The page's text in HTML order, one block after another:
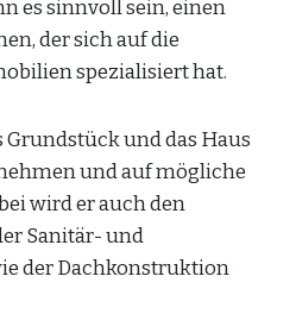
es sinnvoll sein, einen
der sich auf die
spezialisiert hat.
und das Haus
und auf mögliche
wird er auch den
Sanitär- und
der Dachkonstruktion